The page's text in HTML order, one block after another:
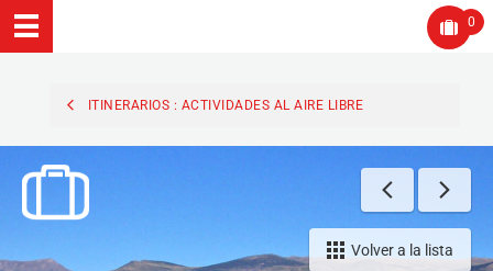
0
ITINERARIOS : ACTIVIDADES AL AIRE LIBRE
Volver a la lista